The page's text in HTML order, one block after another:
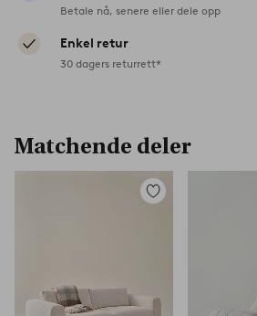
Betale nå, senere eller dele opp
Enkel retur
30 dagers returrett*
Matchende deler
Legg